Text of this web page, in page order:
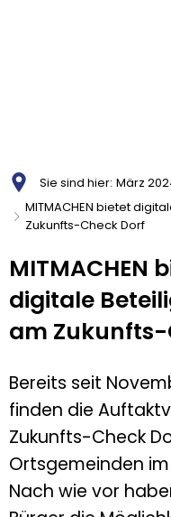
Sie sind hier: März
MITMACHEN bietet
Zukunfts-Check Dorf
MITMACHEN
digitale
am
Bereits seit
finden die
Zukunfts-Check
Ortsgemeinden
Nach wie vor